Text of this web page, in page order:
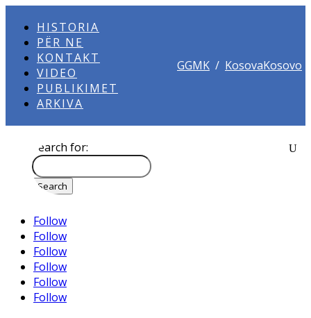
HISTORIA
PËR NE
KONTAKT
VIDEO
PUBLIKIMET
ARKIVA
GGMK / KosovaKosovo
Search for:
Follow
Follow
Follow
Follow
Follow
Follow